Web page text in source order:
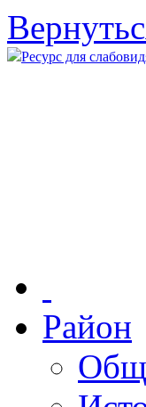
Ресурс для
Район